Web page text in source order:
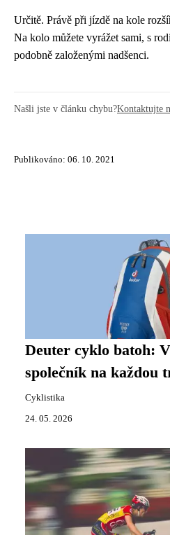
Určitě. Právě při jízdě na kole
Na kolo můžete vyrážet sami, s
podobně založenými nadšenci.
Našli jste v článku chybu?Kontaktujte
Publikováno: 06. 10. 2021
Deuter cyklo batoh:
společník na každou
Cyklistika
24. 05. 2026